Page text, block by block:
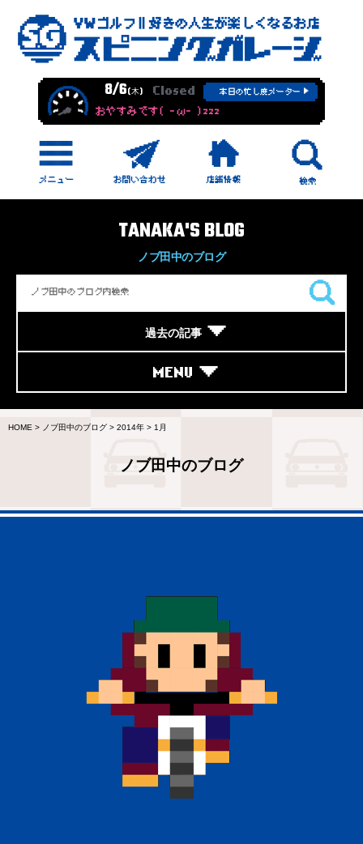
8/6(木) Closed 本日の忙し度メーター
おやすみです( -ω- )zzz
TANAKA'S BLOG
ノブ田中のブログ
過去の記事
MENU
HOME > ノブ田中のブログ > 2014年 > 1月
ノブ田中のブログ